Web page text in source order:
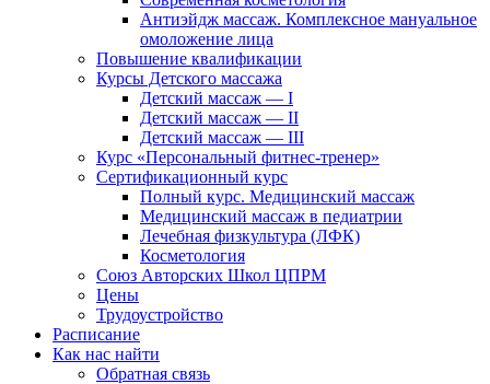
Антиэйдж массаж. Комплексное мануальное
омоложение лица
Повышение квалификации
Курсы Детского массажа
Детский массаж — I
Детский массаж — II
Детский массаж — III
Курс «Персональный фитнес-тренер»
Сертификационный курс
Полный курс. Медицинский массаж
Медицинский массаж в педиатрии
Лечебная физкультура (ЛФК)
Косметология
Союз Авторских Школ ЦПРМ
Цены
Трудоустройство
Расписание
Как нас найти
Обратная связь